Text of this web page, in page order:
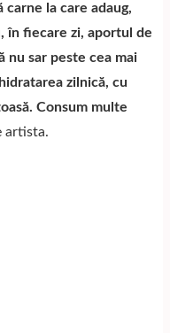
la care adaug,
în fiecare zi, aportul de
nu sar peste cea mai
zilnică, cu
Consum multe
artista.